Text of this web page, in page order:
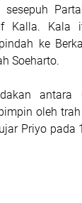
Kalla. Kala
ke
Soeharto.
antara
oleh
Priyo pada